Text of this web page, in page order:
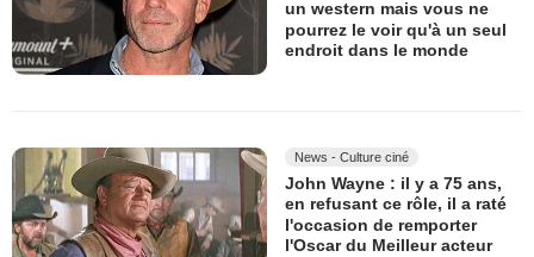
un western mais vous ne
pourrez le voir qu'à un seul
endroit dans le monde
News - Culture ciné
John Wayne : il y a 75 ans,
en refusant ce rôle, il a raté
l'occasion de remporter
l'Oscar du Meilleur acteur